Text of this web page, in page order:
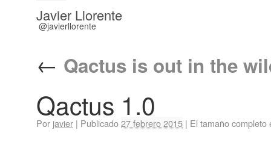
Javier Llorente
@javierllorente
← Qactus is out in the
Qactus 1.0
Por javier | Publicado27 febrero 2015 | El tamaño